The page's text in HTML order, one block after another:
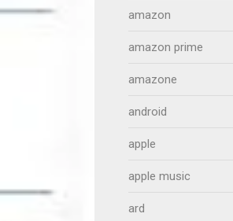
amazon
amazon prime
amazone
android
apple
apple music
ard